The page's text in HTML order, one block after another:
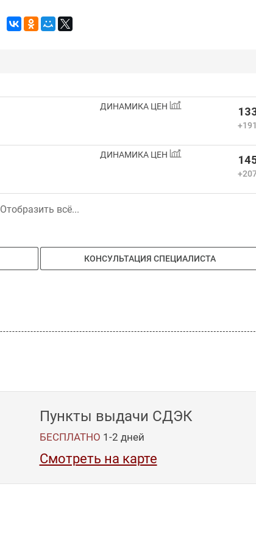
ДИНАМИКА ЦЕН
ДИНАМИКА ЦЕН
Отобразить всё...
КОНСУЛЬТАЦИЯ СПЕЦИАЛИСТА
Пункты выдачи СДЭК
БЕСПЛАТНО 1-2 дней
Смотреть на карте